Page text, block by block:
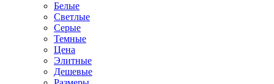
Белые
Светлые
Серые
Темные
Цена
Элитные
Дешевые